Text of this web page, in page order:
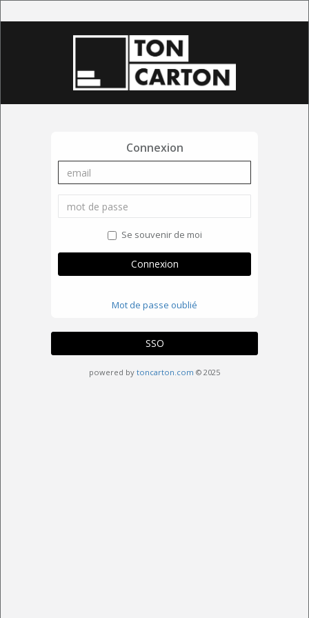
Connexion
Se souvenir de moi
Connexion
Mot de passe oublié
SSO
powered by toncarton.com © 2025